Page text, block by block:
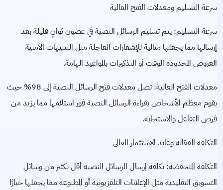
سرعة التسليم ومعدلات الفتح العالية
سرعة التسليم: يتم تسليم الرسائل النصية في غضون ثوانٍ قليلة بعد
إرسالها مما يجعلها مثالية للإشعارات العاجلة مثل التنبيهات الأمنية
العروض المحدودة الوقت أو التذكيرات بالمواعيد الهامة.
معدلات الفتح العالية: تصل معدلات فتح الرسائل النصية إلى 98% حيث
يقوم معظم الأشخاص بقراءة الرسائل النصية فور استلامها مما يزيد من
فرص التفاعل والاستجابة.
التكلفة الفعّالة وعائد الاستثمار العالي
التكلفة المنخفضة: تكلفة إرسال الرسائل النصية أقل بكثير من وسائل
التسويق التقليدية مثل الإعلانات التلفزيونية أو المطبوعة مما يجعلها خيارًا